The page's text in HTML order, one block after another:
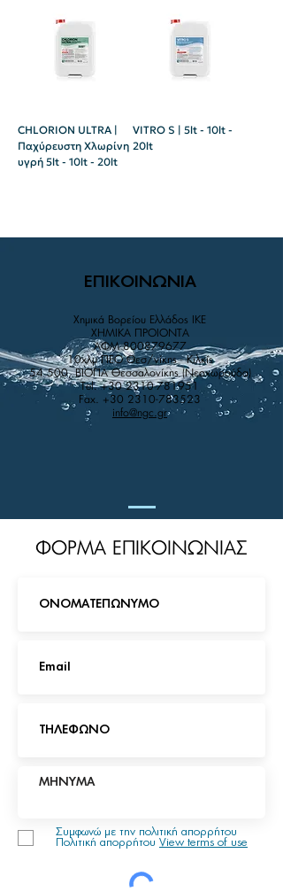
CHLORION ULTRA |
Παχύρευστη Χλωρίνη
υγρή 5lt - 10lt - 20lt
VITRO S | 5lt - 10lt -
20lt
Χημικά Βορείου Ελλάδος IKE
XHMIKA ΠPOIONTA
AΦM800879677
10χλμ ΠΕΟ Θεσ/νίκης - Κιλκίς
54 500, ΒΙΟΠΑ Θεσσαλονίκης (Νεοχωρούδα)
Tel.+30 2310-781951
Fax. +30 2310-783523
info@ngc.gr
ΕΠΙΚΟΙΝΩΝΙΑ
ΦΟΡΜΑ ΕΠΙΚΟΙΝΩΝΙΑΣ
Συμφωνώ με την πολιτική απορρήτου
Πολιτική απορρήτου View terms of use